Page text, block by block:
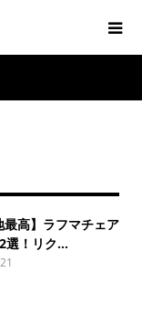
最高】ラフマチェア
選！リク...